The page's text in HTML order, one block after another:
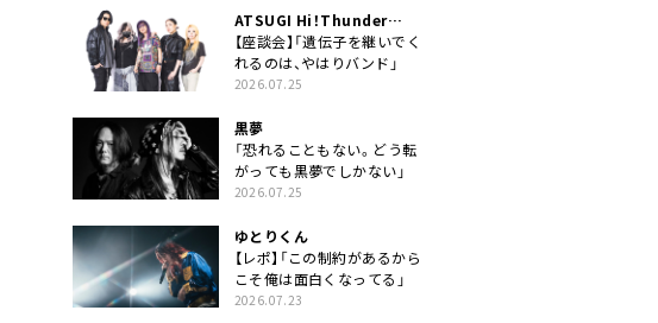
ATSUGI Hi！Thunder
Rock Festival
【座談会】「遺伝子を継いでく
れるのは、やはりバンド」
2026.07.25
黒夢
「恐れることもない。どう転
がっても黒夢でしかない」
2026.07.25
ゆとりくん
【レポ】「この制約があるから
こそ俺は面白くなってる」
2026.07.23